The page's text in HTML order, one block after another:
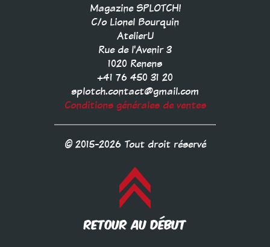
Magazine SPLOTCH!
C/o Lionel Bourquin
AtelierU
Rue de l'Avenir 3
1020 Renens
+41 76 450 31 20
splotch.contact@gmail.com
Conditions générales de ventes
© 2015-2026 Tout droit réservé
RETOUR AU DÉBUT